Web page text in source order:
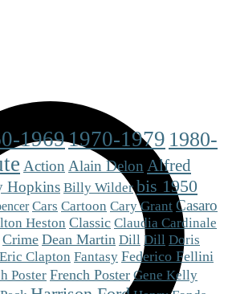
19691970-1979 1980-
Action Alain Delon Alfred
Hopkins Billy Wilder bis 1950
Cars Cartoon Cary Grant Casaro
Heston Classic Claudia Cardinale
Crime Dean Martin Dill Dill Doris
Eric Clapton Fantasy Federico Fellini
Poster French Poster Gene Kelly